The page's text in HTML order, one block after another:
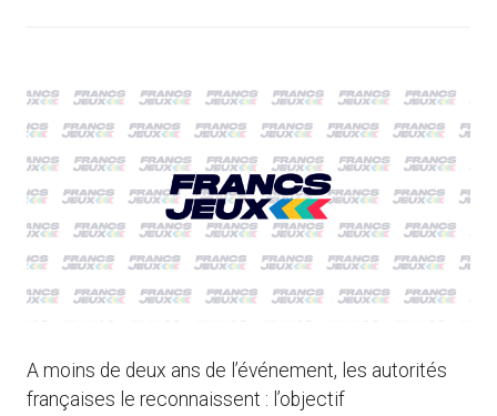
A moins de deux ans de l’événement, les autorités
françaises le reconnaissent : l’objectif